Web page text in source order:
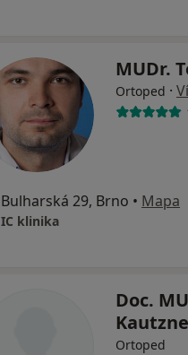
MUDr.
Ortoped ·
Bulharská 29, Brno • Mapa
IC klinika
Doc.
Ortoped